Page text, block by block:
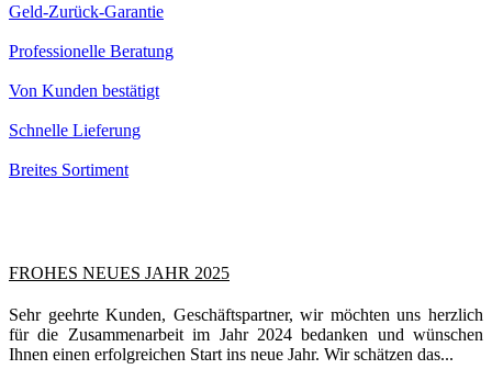
Geld-Zurück-Garantie
Professionelle Beratung
Von Kunden bestätigt
Schnelle Lieferung
Breites Sortiment
FROHES NEUES JAHR 2025
Sehr geehrte Kunden, Geschäftspartner, wir möchten uns herzlich
für die Zusammenarbeit im Jahr 2024 bedanken und wünschen
Ihnen einen erfolgreichen Start ins neue Jahr. Wir schätzen das...